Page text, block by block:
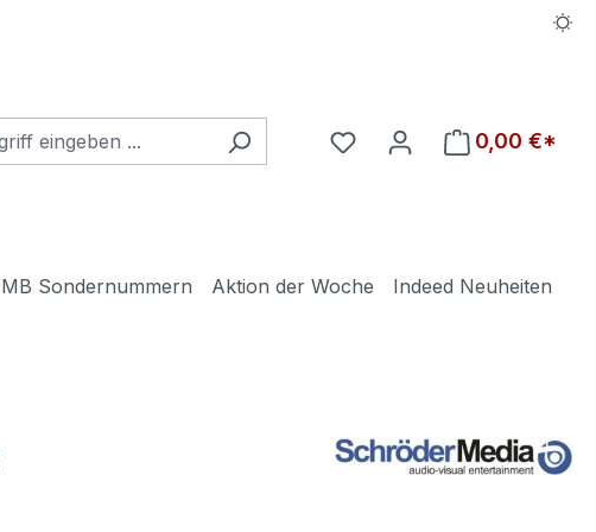
Du hast 0 Produkte auf
0,00 €*
MB Sondernummern Aktion der Woche
Indeed Neuheiten